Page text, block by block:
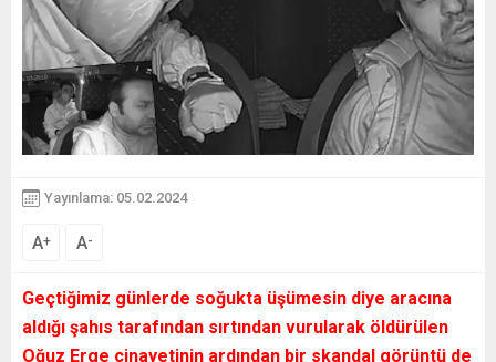
Yayınlama: 05.02.2024
A+ A-
Geçtiğimiz günlerde soğukta üşümesin diye aracına
aldığı şahıs tarafından sırtından vurularak öldürülen
Oğuz Erge cinayetinin ardından bir skandal görüntü de